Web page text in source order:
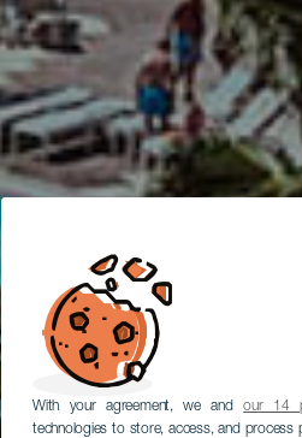
With your agreement, we andour 14
technologies to store, access, and process